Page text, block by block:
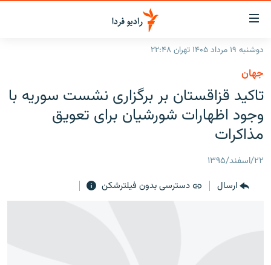
لینک‌های
قابلیت
دسترسی
بازگشت
به
اصلی
رفتن
صفحه
ایران
جهان
رادیو
گزارش‌های تصویریزنان فردا
دوشنبه ۱۹ مرداد ۱۴۰۵ تهران ۲۲:۴۸
جهان
تاکید قزاقستان بر برگزاری نشست سوریه با
وجود اظهارات شورشیان برای تعویق
مذاکرات
۲۲/اسفند/۱۳۹۵
ارسال
دسترسی بدون فیلترشکن